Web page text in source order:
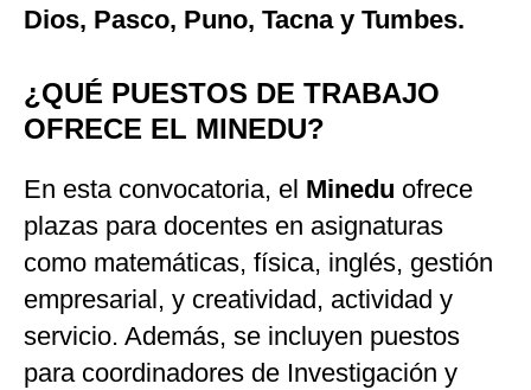
Dios, Pasco, Puno, Tacna y Tumbes.
¿QUÉ PUESTOS DE TRABAJO
OFRECE EL MINEDU?
En esta convocatoria, el Minedu ofrece
plazas para docentes en asignaturas
como matemáticas, física, inglés, gestión
empresarial, y creatividad, actividad y
servicio. Además, se incluyen puestos
para coordinadores de Investigación y